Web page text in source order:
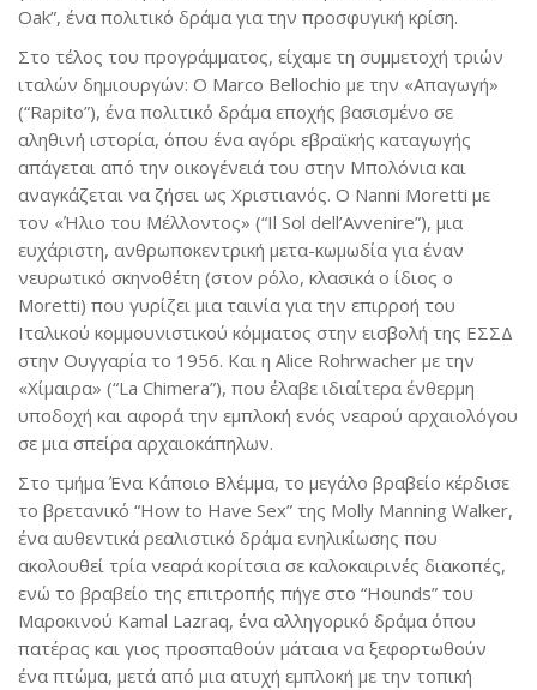
Oak”, ένα πολιτικό δράμα για την προσφυγική κρίση.
Στο τέλος του προγράμματος, είχαμε τη συμμετοχή τριών
ιταλών δημιουργών: Ο Marco Bellochio με την «Απαγωγή»
(“Rapito”), ένα πολιτικό δράμα εποχής βασισμένο σε
αληθινή ιστορία, όπου ένα αγόρι εβραϊκής καταγωγής
απάγεται από την οικογένειά του στην Μπολόνια και
αναγκάζεται να ζήσει ως Χριστιανός. Ο Nanni Moretti με
τον «Ήλιο του Μέλλοντος» (“Il Sol dell’Avvenire”), μια
ευχάριστη, ανθρωποκεντρική μετα-κωμωδία για έναν
νευρωτικό σκηνοθέτη (στον ρόλο, κλασικά ο ίδιος ο
Moretti) που γυρίζει μια ταινία για την επιρροή του
Ιταλικού κομμουνιστικού κόμματος στην εισβολή της ΕΣΣΔ
στην Ουγγαρία το 1956. Και η Alice Rohrwacher με την
«Χίμαιρα» (“La Chimera”), που έλαβε ιδιαίτερα ένθερμη
υποδοχή και αφορά την εμπλοκή ενός νεαρού αρχαιολόγου
σε μια σπείρα αρχαιοκάπηλων.
Στο τμήμα Ένα Κάποιο Βλέμμα, το μεγάλο βραβείο κέρδισε
το βρετανικό “How to Have Sex” της Molly Manning Walker,
ένα αυθεντικά ρεαλιστικό δράμα ενηλικίωσης που
ακολουθεί τρία νεαρά κορίτσια σε καλοκαιρινές διακοπές,
ενώ το βραβείο της επιτροπής πήγε στο “Hounds” του
Μαροκινού Kamal Lazraq, ένα αλληγορικό δράμα όπου
πατέρας και γιος προσπαθούν μάταια να ξεφορτωθούν
ένα πτώμα, μετά από μια ατυχή εμπλοκή με την τοπική